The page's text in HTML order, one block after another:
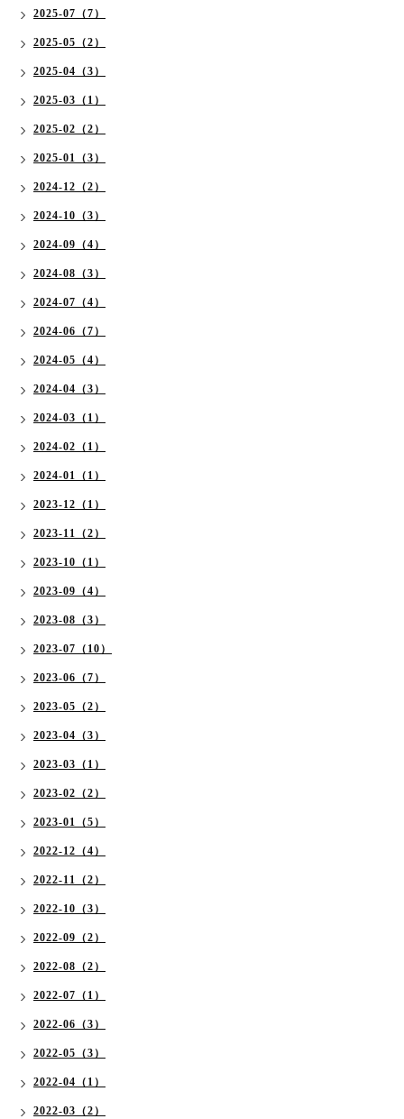
2025-07（7）
2025-05（2）
2025-04（3）
2025-03（1）
2025-02（2）
2025-01（3）
2024-12（2）
2024-10（3）
2024-09（4）
2024-08（3）
2024-07（4）
2024-06（7）
2024-05（4）
2024-04（3）
2024-03（1）
2024-02（1）
2024-01（1）
2023-12（1）
2023-11（2）
2023-10（1）
2023-09（4）
2023-08（3）
2023-07（10）
2023-06（7）
2023-05（2）
2023-04（3）
2023-03（1）
2023-02（2）
2023-01（5）
2022-12（4）
2022-11（2）
2022-10（3）
2022-09（2）
2022-08（2）
2022-07（1）
2022-06（3）
2022-05（3）
2022-04（1）
2022-03（2）